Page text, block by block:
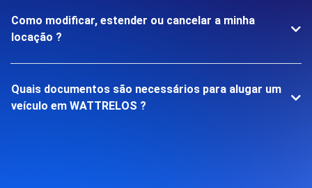
Como modificar, estender ou cancelar a minha
locação ?
Quais documentos são necessários para alugar um
veículo em WATTRELOS ?